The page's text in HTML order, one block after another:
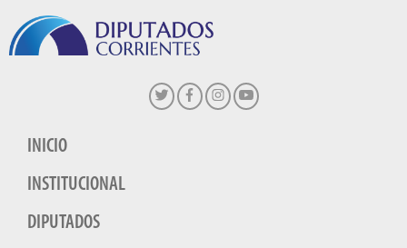
INICIO
INSTITUCIONAL
DIPUTADOS